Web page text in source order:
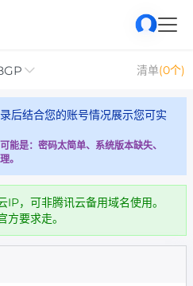
清单(0个)
后结合您的账号情况展示您可实
能是：密码太简单、系统版本缺失、
。
IP，可非腾讯云备用域名使用。
要求走。